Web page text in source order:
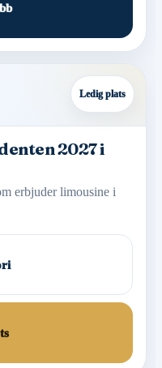
Ledig plats
2027 i
erbjuder limousine i